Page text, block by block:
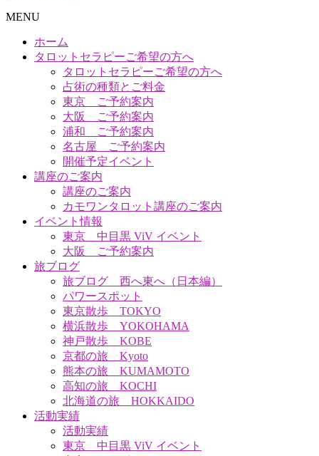
MENU
ホーム
タロットセラピーご希望の方へ
タロットセラピーご希望の方へ
占術の種類とご料金
東京 ご予約案内
大阪 ご予約案内
浦和 ご予約案内
名古屋 ご予約案内
開催予定イベント
講座のご案内
講座のご案内
カモワンタロット講座のご案内
イベント情報
東京 中目黒 ViV イベント
大阪 ご予約案内
旅ブログ
旅ブログ 西へ東へ（日本編）
パワースポット
東京散歩 TOKYO
横浜散歩 YOKOHAMA
神戸散歩 KOBE
京都の旅 Kyoto
熊本の旅 KUMAMOTO
高知の旅 KOCHI
北海道の旅 HOKKAIDO
活動実績
活動実績
東京 中目黒 ViV イベント